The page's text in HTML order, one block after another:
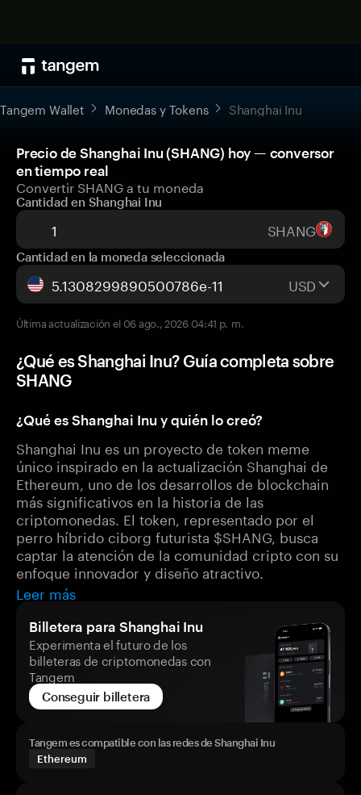
Tangem Wallet Monedas y Tokens Shanghai Inu
Precio de Shanghai Inu (SHANG) hoy — conversor
en tiempo real
Convertir SHANG a tu moneda
Cantidad en Shanghai Inu
SHANG
Cantidad en la moneda seleccionada
USD
Última actualización el 06 ago., 2026 04:41 p. m.
¿Qué es Shanghai Inu? Guía completa sobre
SHANG
¿Qué es Shanghai Inu y quién lo creó?
Shanghai Inu es un proyecto de token meme
único inspirado en la actualización Shanghai de
Ethereum, uno de los desarrollos de blockchain
más significativos en la historia de las
criptomonedas. El token, representado por el
perro híbrido ciborg futurista $SHANG, busca
captar la atención de la comunidad cripto con su
enfoque innovador y diseño atractivo.
Leer más
Billetera para Shanghai Inu
Experimenta el futuro de los
billeteras de criptomonedas con
Tangem
Conseguir billetera
Tangem es compatible con las redes de Shanghai Inu
Ethereum